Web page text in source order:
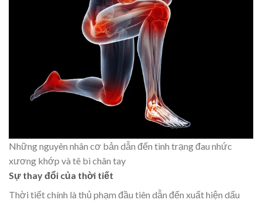
Những nguyên nhân cơ bản dẫn đến tình trạng đau nhức
xương khớp và tê bì chân tay
Sự thay đổi của thời tiết
Thời tiết chính là thủ phạm đầu tiên dẫn đến xuất hiện dấu